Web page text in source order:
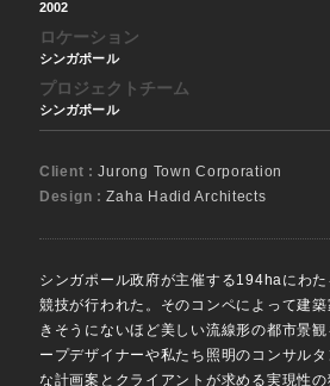
2002
ロケーション
シンガポール
プロジェクトチーム
シンガポール
Client :Jurong Town Corporation
Design :Zaha Hadid Architects
シンガポール政府が主催する194haにわ
競技が行われた。そのコンペによって建
きそうにないほど美しい流線形の都市景
ープデザイナーや私たち照明のコンサル
な計画案とクライアントが求める実現性